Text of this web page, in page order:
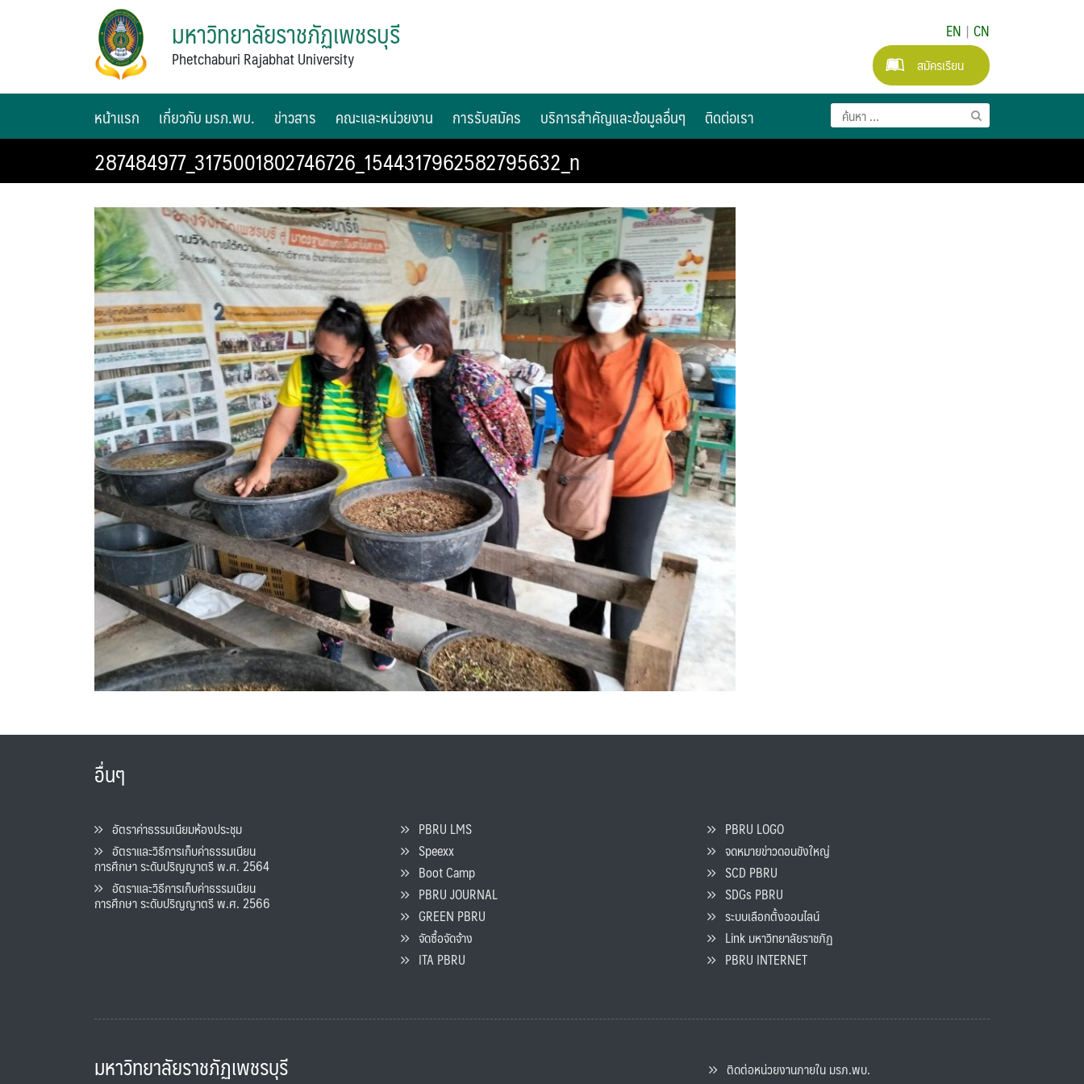
มหาวิทยาลัยราชภัฏเพชรบุรี
Phetchaburi Rajabhat University
EN | CN
สมัครเรียน
หน้าแรก เกี่ยวกับ มรภ.พบ. ข่าวสาร คณะและหน่วยงาน การรับสมัคร บริการสำคัญและข้อมูลอื่นๆ ติดต่อเรา
287484977_3175001802746726_1544317962582795632_n
อื่นๆ
อัตราค่าธรรมเนียมห้องประชุม
อัตราและวิธีการเก็บค่าธรรมเนียน
การศึกษา ระดับปริญญาตรี พ.ศ. 2564
อัตราและวิธีการเก็บค่าธรรมเนียน
การศึกษา ระดับปริญญาตรี พ.ศ. 2566
PBRU LMS
Speexx
Boot Camp
PBRU JOURNAL
GREEN PBRU
จัดซื้อจัดจ้าง
ITA PBRU
PBRU LOGO
จดหมายข่าวดอนขังใหญ่
SCD PBRU
SDGs PBRU
ระบบเลือกตั้งออนไลน์
Link มหาวิทยาลัยราชภัฏ
PBRU INTERNET
มหาวิทยาลัยราชภัฏเพชรบุรี
ติดต่อหน่วยงานภายใน มรภ.พบ.